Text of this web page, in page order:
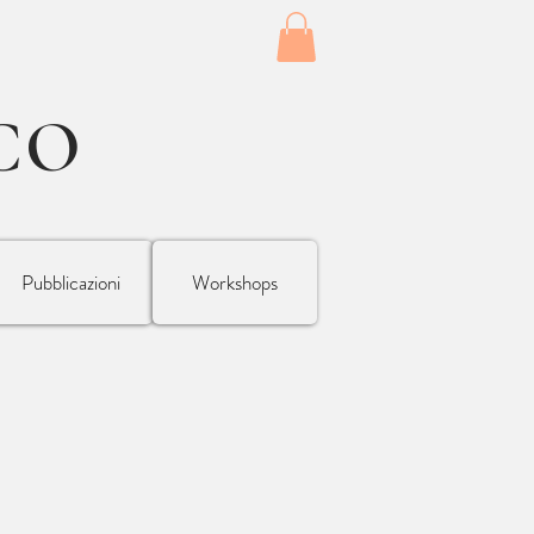
Pubblicazioni Workshops